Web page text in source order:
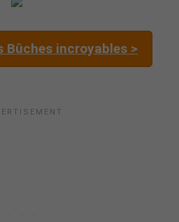
Bûches incroyables >